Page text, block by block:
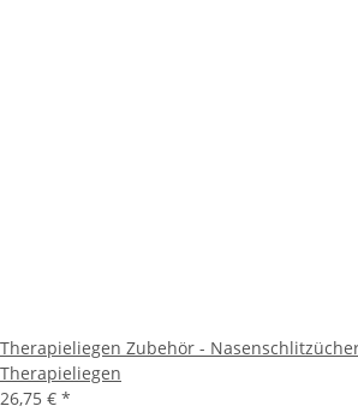
Therapieliegen Zubehör -
Therapieliegen
26,75 € *